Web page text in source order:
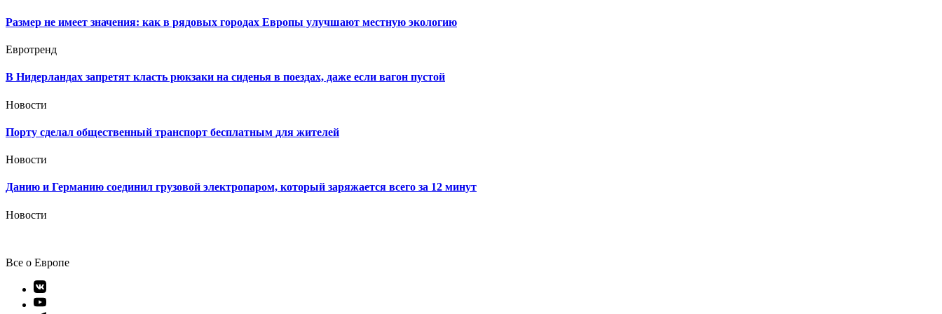
Размер не имеет значения: как в рядовых городах Европы улучшают местную экологию
Евротренд
В Нидерландах запретят класть рюкзаки на сиденья в поездах, даже если вагон пустой
Новости
Порту сделал общественный транспорт бесплатным для жителей
Новости
Данию и Германию соединил грузовой электропаром, который заряжается всего за 12 минут
Новости
Все о Европе
Элемент
меню
Элемент